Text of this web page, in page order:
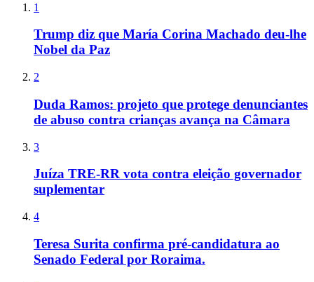
1
Trump diz que María Corina Machado deu-lhe
Nobel da Paz
2
Duda Ramos: projeto que protege denunciantes
de abuso contra crianças avança na Câmara
3
Juíza TRE-RR vota contra eleição governador
suplementar
4
Teresa Surita confirma pré-candidatura ao
Senado Federal por Roraima.